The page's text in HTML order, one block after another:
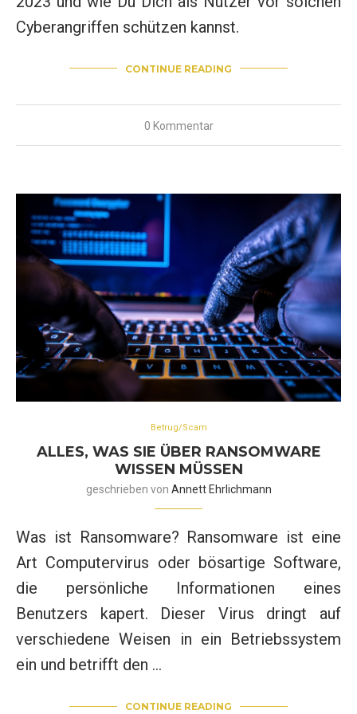
Cyberangriffen schützen kannst.
CONTINUE READING
0 Kommentar
Betrug/Scam
ALLES, WAS SIE ÜBER RANSOMWARE
WISSEN MÜSSEN
geschrieben von Annett Ehrlichmann
Was ist Ransomware? Ransomware ist eine
Art Computervirus oder bösartige Software,
die persönliche Informationen eines
Benutzers kapert. Dieser Virus dringt auf
verschiedene Weisen in ein Betriebssystem
ein und betrifft den …
CONTINUE READING